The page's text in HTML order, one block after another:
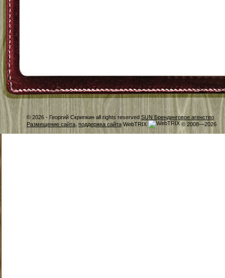
© 2026 - Георгий Скрипкин all rights reserved SUN Брендинговое агенство
Размещение сайта, поддержка сайта WebTRIX © 2008—2026